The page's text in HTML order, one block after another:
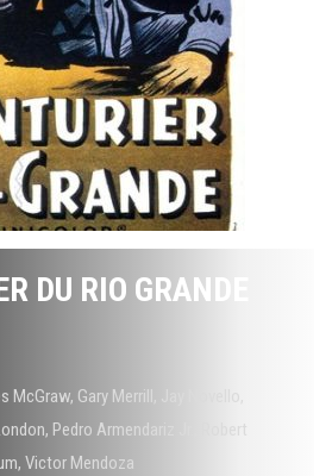
DU RIO GRANDE
McGraw, Gary Merrill
, Pedro Armendariz Jr.
, Victor Mendoza